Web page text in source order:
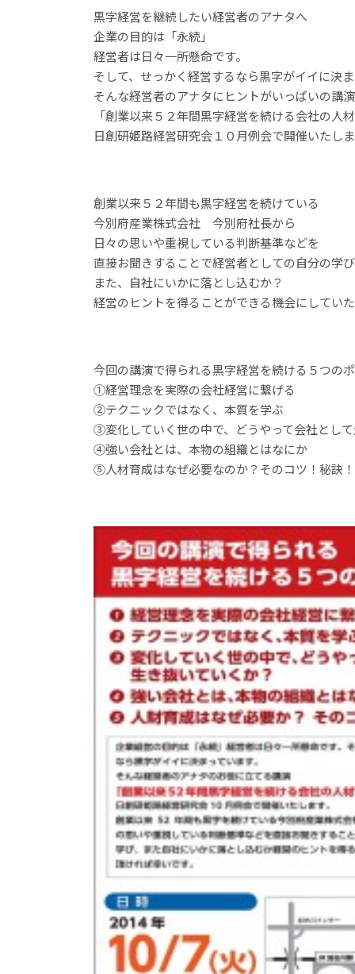
黒字経営を継続したい経営者のアナタへ
企業の目的は「永続」
経営者は日々一所懸命です。
そして、せっかく経営するなら黒字がイイに決
そんな経営者のアナタにヒントがいっぱいの講演
「創業以来５２年間黒字経営を続ける会社の人
日創研姫路経営研究会１０月例会で開催いたし
創業以来５２年間も黒字経営を続けている
今別府産業株式会社 今別府社長から
日々の思いや重視している判断基準などを
直接お聞きすることで経営者としての自分の学び
また、自社にいかに落とし込むか？
経営のヒントを得ることができる機会にしてい
今回の講演で得られる黒字経営を続ける５つの
①経営理念を実際の会社経営に繋げる
②テクニックではなく、本質を学ぶ
③変化していく世の中で、どうやって会社とし
④強い会社とは、本物の組織とはなにか
⑤人材育成はなぜ必要なのか？そのコツ！秘訣！